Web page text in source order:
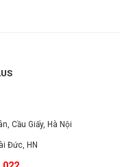
Cầu Giấy, Hà Nội
Đức, HN